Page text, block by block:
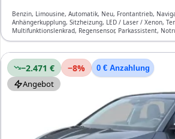
Benzin, Limousine, Automatik, Neu, Frontantrieb,
Anhängerkupplung, Sitzheizung, LED / Laser / Xenon,
Multifunktionslenkrad, Regensensor, Parkassistent,
Start/Stopp-Automatik, Bluetooth,
−2.471 € −8% 0 € Anzahlung
Angebot